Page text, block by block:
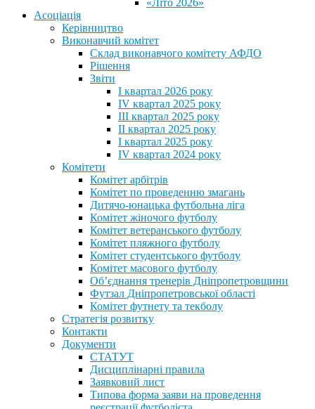
«Літо 2026»
Асоціація
Керівництво
Виконавчий комітет
Склад виконавчого комітету АФДО
Рішення
Звіти
I квартал 2026 року
IV квартал 2025 року
III квартал 2025 року
II квартал 2025 року
I квартал 2025 року
IV квартал 2024 року
Комітети
Комітет арбітрів
Комітет по проведенню змагань
Дитячо-юнацька футбольна ліга
Комітет жіночого футболу
Комітет ветеранського футболу
Комітет пляжного футболу
Комітет студентського футболу
Комітет масового футболу
Обʼєднання тренерів Дніпропетровщини
Футзал Дніпропетровської області
Комітет футнету та текболу
Стратегія розвитку
Контакти
Документи
СТАТУТ
Дисциплінарні правила
Заявковий лист
Типова форма заяви на проведення